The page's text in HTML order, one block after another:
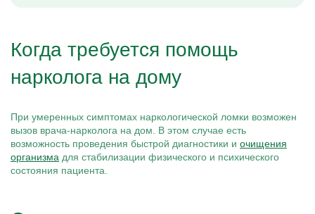
Когда требуется помощь
нарколога на дому
При умеренных симптомах наркологической ломки возможен
вызов врача-нарколога на дом. В этом случае есть
возможность проведения быстрой диагностики и очищения
организма для стабилизации физического и психического
состояния пациента.